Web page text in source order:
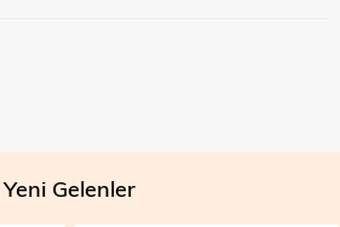
Yeni Gelenler